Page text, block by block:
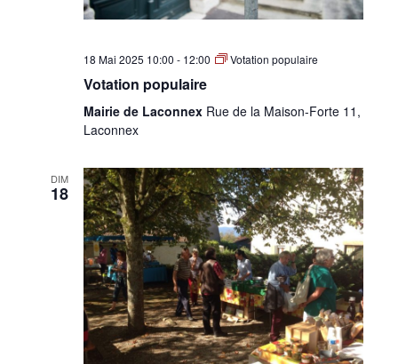
18 Mai 2025 10:00 - 12:00 Votation populaire
Votation populaire
Mairie de Laconnex Rue de la Maison-Forte 11,
Laconnex
DIM
18